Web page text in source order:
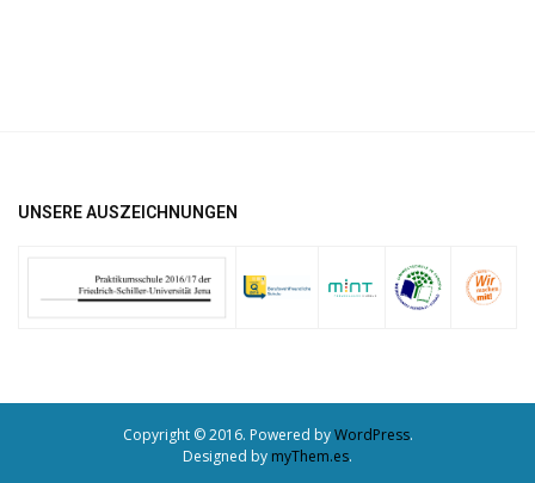
UNSERE AUSZEICHNUNGEN
Copyright © 2016. Powered byWordPress.
Designed by myThem.es.